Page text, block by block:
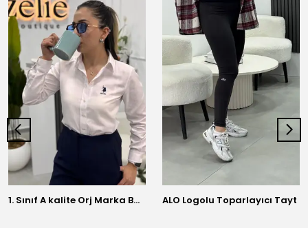
1. Sınıf A kalite Orj Marka Basic Gömlek ALO Logolu Toparlayıcı Tayt